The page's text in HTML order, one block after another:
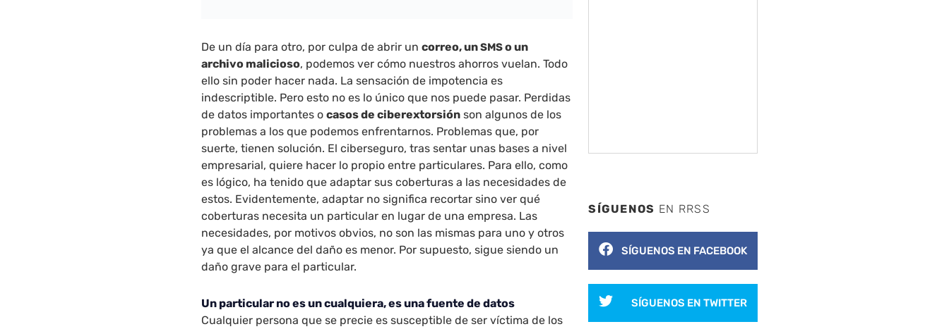
De un día para otro, por culpa de abrir uncorreo, unSMSo un
archivo malicioso, podemos ver cómo nuestros ahorros vuelan. Todo
ello sin poder hacer nada. La sensación de impotencia es
indescriptible. Pero esto no es lo único que nos puede pasar. Perdidas
de datos importantes ocasos de ciberextorsión son algunos de los
problemas a los que podemos enfrentarnos. Problemas que, por
suerte, tienen solución. El ciberseguro, tras sentar unas bases a nivel
empresarial, quiere hacer lo propio entre particulares. Para ello, como
es lógico, ha tenido que adaptar sus coberturas a las necesidades de
estos. Evidentemente, adaptar no significa recortar sino ver qué
coberturas necesita un particular en lugar de una empresa. Las
necesidades, por motivos obvios, no son las mismas para uno y otros
ya que el alcance del daño es menor. Por supuesto, sigue siendo un
daño grave para el particular.
Un particular no es un cualquiera, es una fuente de datos
Cualquier persona que se precie es susceptible de ser víctima de los
SÍGUENOS EN RRSS
SÍGUENOS EN FACEBOOK
SÍGUENOS EN TWITTER